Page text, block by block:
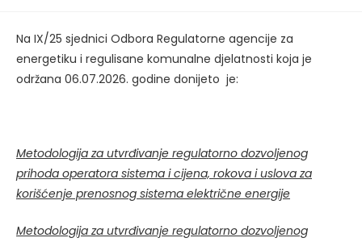
Na IX/25 sjednici Odbora Regulatorne agencije za
energetiku i regulisane komunalne djelatnosti koja je
održana 06.07.2026. godine donijeto je:
Metodologija za utvrđivanje regulatorno dozvoljenog
prihoda operatora sistema i cijena, rokova i uslova za
korišćenje prenosnog sistema električne energije
Metodologija za utvrđivanje regulatorno dozvoljenog